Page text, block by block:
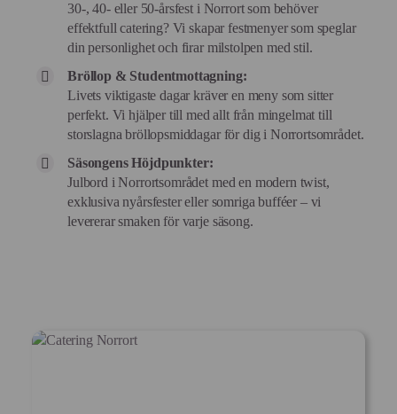
30-, 40- eller 50-årsfest i Norrort som behöver
effektfull catering? Vi skapar festmenyer som speglar
din personlighet och firar milstolpen med stil.
Bröllop & Studentmottagning:
Livets viktigaste dagar kräver en meny som sitter
perfekt. Vi hjälper till med allt från mingelmat till
storslagna bröllopsmiddagar för dig i Norrortsområdet.
Säsongens Höjdpunkter:
Julbord i Norrortsområdet med en modern twist,
exklusiva nyårsfester eller somriga bufféer – vi
levererar smaken för varje säsong.